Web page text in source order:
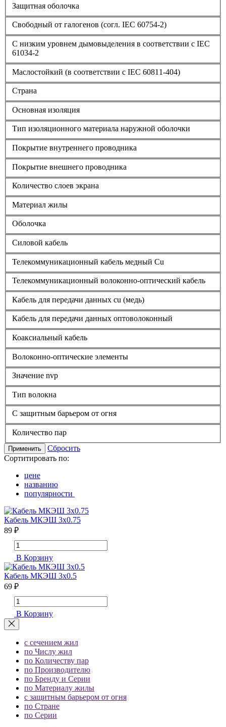
Защитная оболочка
Свободный от галогенов (согл. IEC 60754-2)
С низким уровнем дымовыделения в соответствии с IEC
61034-2
Маслостойкий (в соответствии с IEC 60811-404)
Страна
Основная изоляция
Тип изоляционного материала наружной оболочки
Покрытие внутреннего проводника
Покрытие внешнего проводника
Количество слоев экрана
Материал жилы
Оболочка
Силовой кабель
Телекоммуникационный кабель медный Cu
Телекоммуникационный волоконно-оптический кабель
Кабель для передачи данных cu (медь)
Кабель для передачи данных оптоволоконный
Коаксиальный кабель
Волоконно-оптические элементы
Значение nvp
Тип волокна
С защитным барьером от огня
Количество пар
Применить
Сбросить
Сортитировать по:
цене
названию
популярности
Кабель МКЭШ 3х0.75
89 ₽
В Корзину
Кабель МКЭШ 3х0.5
69 ₽
В Корзину
с сечением жил
по Числу жил
по Количеству пар
по Производителю
по Бренду и Серии
по Материалу жилы
с защитным барьером от огня
по Стране
по Серии